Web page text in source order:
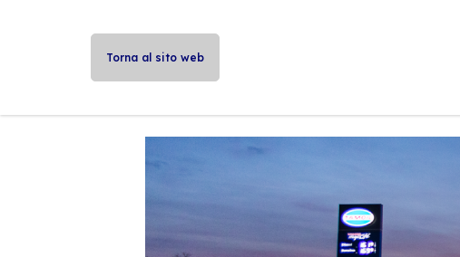
Torna al sito web